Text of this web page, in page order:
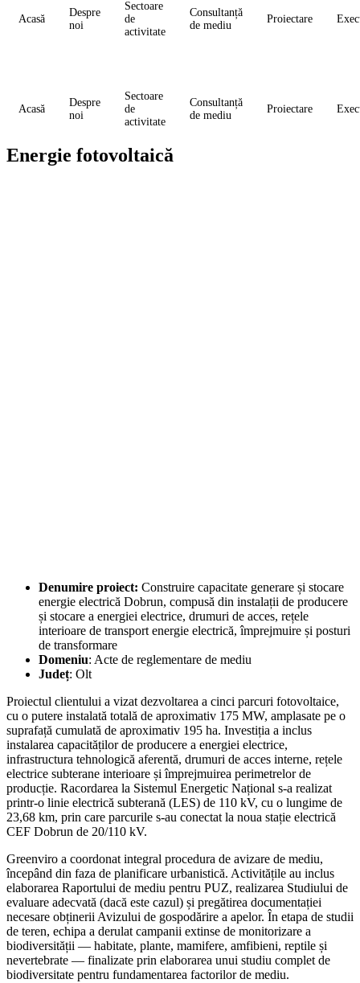
Acasă
Despre
noi
Sectoare
de
activitate
Consultanță
de mediu
Proiectare
Acasă
Despre
noi
Sectoare
de
activitate
Consultanță
de mediu
Proiectare
Energie fotovoltaică
Denumire proiect: Construire capacitate generare și stocare
energie electrică Dobrun, compusă din instalații de producere
și stocare a energiei electrice, drumuri de acces, rețele
interioare de transport energie electrică, împrejmuire și posturi
de transformare
Domeniu: Acte de reglementare de mediu
Județ: Olt
Proiectul clientului a vizat dezvoltarea a cinci parcuri fotovoltaice,
cu o putere instalată totală de aproximativ 175 MW, amplasate pe o
suprafață cumulată de aproximativ 195 ha. Investiția a inclus
instalarea capacităților de producere a energiei electrice,
infrastructura tehnologică aferentă, drumuri de acces interne, rețele
electrice subterane interioare și împrejmuirea perimetrelor de
producție. Racordarea la Sistemul Energetic Național s-a realizat
printr-o linie electrică subterană (LES) de 110 kV, cu o lungime de
23,68 km, prin care parcurile s-au conectat la noua stație electrică
CEF Dobrun de 20/110 kV.
Greenviro a coordonat integral procedura de avizare de mediu,
începând din faza de planificare urbanistică. Activitățile au inclus
elaborarea Raportului de mediu pentru PUZ, realizarea Studiului de
evaluare adecvată (dacă este cazul) și pregătirea documentației
necesare obținerii Avizului de gospodărire a apelor. În etapa de studii
de teren, echipa a derulat campanii extinse de monitorizare a
biodiversității — habitate, plante, mamifere, amfibieni, reptile și
nevertebrate — finalizate prin elaborarea unui studiu complet de
biodiversitate pentru fundamentarea factorilor de mediu.